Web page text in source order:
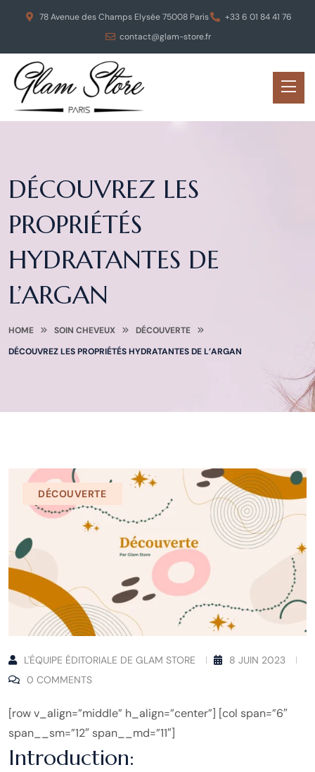
78 Avenue des Champs Elysée 75008 Paris
+33 6 01 84 41 76
contact@glam-store.fr
DÉCOUVREZ LES
PROPRIÉTÉS
HYDRATANTES DE
L’ARGAN
HOME SOIN CHEVEUX
DÉCOUVERTE
DÉCOUVREZ LES PROPRIÉTÉS HYDRATANTES DE L’ARGAN
DÉCOUVERTE
L'ÉQUIPE ÉDITORIALE DE GLAM STORE
8 JUIN 2023
0 COMMENTS
[row v_align=”middle” h_align=”center”] [col span=”6″
span__sm=”12″ span__md=”11″]
Introduction: